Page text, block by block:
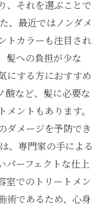
、それを選ぶことで
、最近ではノンダメ
トカラーも注目され
髪への負担が少な
にする方におすすめ
酸など、髪に必要な
ントもあります。
ダメージを予防でき
、専門家の手による
パーフェクトな仕上
室でのトリートメン
術であるため、心身